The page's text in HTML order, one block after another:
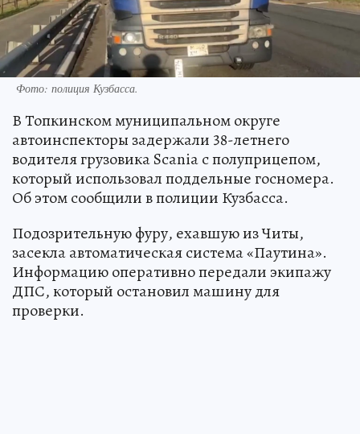
Фото: полиция Кузбасса.
В Топкинском муниципальном округе
автоинспекторы задержали 38-летнего
водителя грузовика Scania с полуприцепом,
который использовал поддельные госномера.
Об этом сообщили в полиции Кузбасса.
Подозрительную фуру, ехавшую из Читы,
засекла автоматическая система «Паутина».
Информацию оперативно передали экипажу
ДПС, который остановил машину для
проверки.